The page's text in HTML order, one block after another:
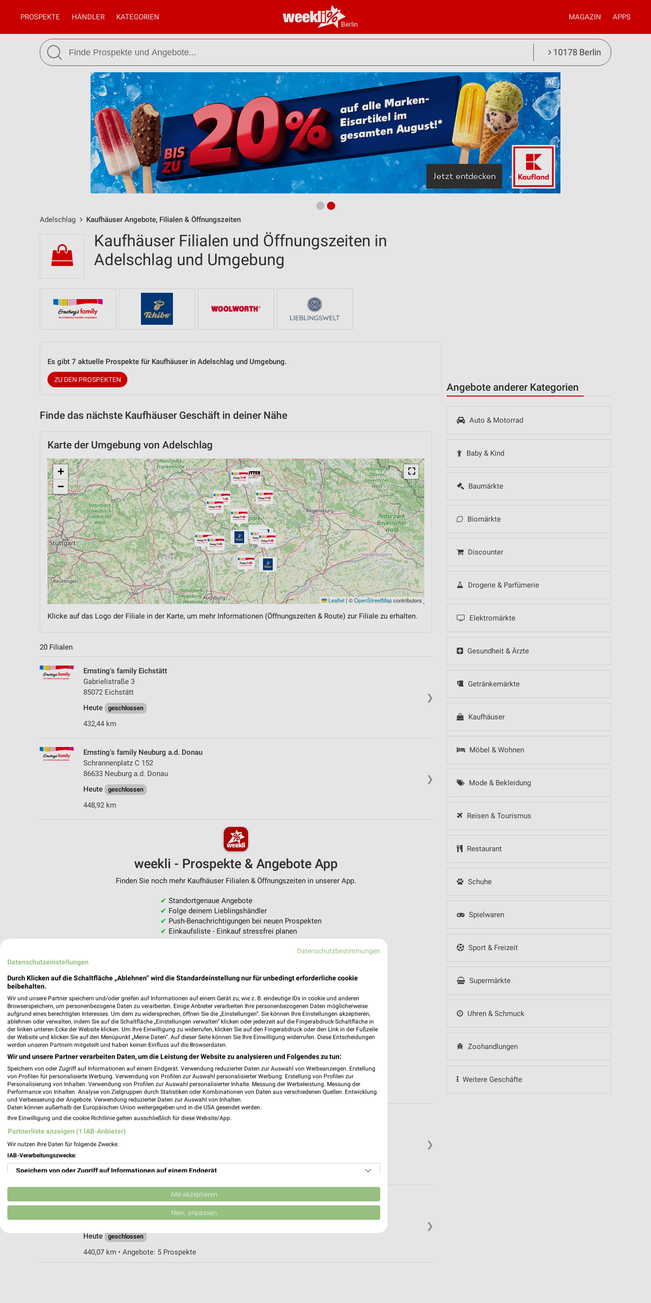
Berlin
PROSPEKTE HÄNDLER KATEGORIEN MAGAZIN APPS
10178 Berlin
Adelschlag Kaufhäuser Angebote, Filialen & Öffnungszeiten
Angebote anderer Kategorien
Auto & Motorrad
Baby & Kind
Baumärkte
Biomärkte
Discounter
Drogerie & Parfümerie
Elektromärkte
Gesundheit & Ärzte
Getränkemärkte
Kaufhäuser
Möbel & Wohnen
Mode & Bekleidung
Reisen & Tourismus
Restaurant
Schuhe
Spielwaren
Sport & Freizeit
Supermärkte
Uhren & Schmuck
Zoohandlungen
Weitere Geschäfte
Kaufhäuser Filialen und Öffnungszeiten in
Adelschlag und Umgebung
Es gibt 7 aktuelle Prospekte für Kaufhäuser in Adelschlag und Umgebung.
ZU DEN PROSPEKTEN
Finde das nächste Kaufhäuser Geschäft in deiner Nähe
Karte der Umgebung von Adelschlag
⛶
+
−
Leaflet | ©OpenStreetMapcontributors
Klicke auf das Logo der Filiale in der Karte, um mehr Informationen (Öffnungszeiten & Route) zur Filiale zu erhalten.
20 Filialen
❯
Ernsting's family Eichstätt
Gabrielistraße 3
85072 Eichstätt
Heute
geschlossen
432,44 km
❯
Ernsting's family Neuburg a.d. Donau
Schrannenplatz C 152
86633 Neuburg a.d. Donau
Heute
geschlossen
448,92 km
weekli - Prospekte & Angebote App
Finden Sie noch mehr Kaufhäuser Filialen & Öffnungszeiten in unserer App.
✔ Standortgenaue Angebote
✔ Folge deinem Lieblingshändler
✔ Push-Benachrichtigungen bei neuen Prospekten
✔ Einkaufsliste - Einkauf stressfrei planen
Nutze weekli auch mobil – App jetzt laden oder QR-Code scannen.
❯
Tchibo Filiale mit Kaffee Bar Neuburg An Der Donau
Schmidstrasse 114
449,02 km • Angebote: 5 Prospekte
❯
Tchibo Filiale mit Kaffee Bar Ingolstadt
85057 Ingolstadt
Heute
geschlossen
440,07 km • Angebote: 5 Prospekte
Datenschutzbestimmungen
Datenschutzeinstellungen
Durch Klicken auf die Schaltfläche „Ablehnen“ wird die Standardeinstellung nur für unbedingt erforderliche cookie
beibehalten.
Wir und unsere Partner speichern und/oder greifen auf Informationen auf einem Gerät zu, wie z. B. eindeutige IDs in cookie und anderen
Browserspeichern, um personenbezogene Daten zu verarbeiten. Einige Anbieter verarbeiten Ihre personenbezogenen Daten möglicherweise
aufgrund eines berechtigten Interesses. Um dem zu widersprechen, öffnen Sie die „Einstellungen“. Sie können Ihre Einstellungen akzeptieren,
ablehnen oder verwalten, indem Sie auf die Schaltfläche „Einstellungen verwalten“ klicken oder jederzeit auf die Fingerabdruck-Schaltfläche in
der linken unteren Ecke der Website klicken. Um Ihre Einwilligung zu widerrufen, klicken Sie auf den Fingerabdruck oder den Link in der Fußzeile
der Website und klicken Sie auf den Menüpunkt „Meine Daten“. Auf dieser Seite können Sie Ihre Einwilligung widerrufen. Diese Entscheidungen
werden unseren Partnern mitgeteilt und haben keinen Einfluss auf die Browserdaten.
Wir und unsere Partner verarbeiten Daten, um die Leistung der Website zu analysieren und Folgendes zu tun:
Speichern von oder Zugriff auf Informationen auf einem Endgerät. Verwendung reduzierter Daten zur Auswahl von Werbeanzeigen. Erstellung
von Profilen für personalisierte Werbung. Verwendung von Profilen zur Auswahl personalisierter Werbung. Erstellung von Profilen zur
Personalisierung von Inhalten. Verwendung von Profilen zur Auswahl personalisierter Inhalte. Messung der Werbeleistung. Messung der
Performance von Inhalten. Analyse von Zielgruppen durch Statistiken oder Kombinationen von Daten aus verschiedenen Quellen. Entwicklung
und Verbesserung der Angebote. Verwendung reduzierter Daten zur Auswahl von Inhalten.
Daten können außerhalb der Europäischen Union weitergegeben und in die USA gesendet werden.
Ihre Einwilligung und die cookie Richtlinie gelten ausschließlich für diese Website/App.
Partnerliste anzeigen (1 IAB-Anbieter)
Wir nutzen Ihre Daten für folgende Zwecke:
IAB-Verarbeitungszwecke:
Speichern von oder Zugriff auf Informationen auf einem Endgerät
Verwendung reduzierter Daten zur Auswahl von Werbeanzeigen
Erstellung von Profilen für personalisierte Werbung
Erstellung von Profilen zur Personalisierung von Inhalten
Alle akzeptieren
Nein, anpassen